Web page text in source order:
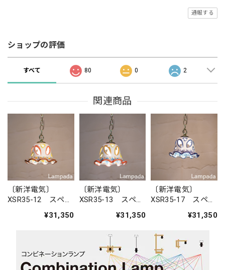
通報する
ショップの評価
すべて 80 0 2
関連商品
〔新洋電気〕
XSR35-12 スペイ
¥31,350
〔新洋電気〕
XSR35-13 スペイ
¥31,350
〔新洋電気〕
XSR35-17 スペイ
¥31,350